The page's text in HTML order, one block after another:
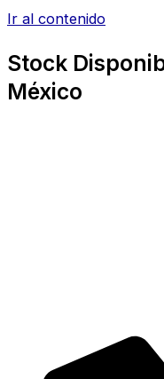
Ir al contenido
Stock
México​